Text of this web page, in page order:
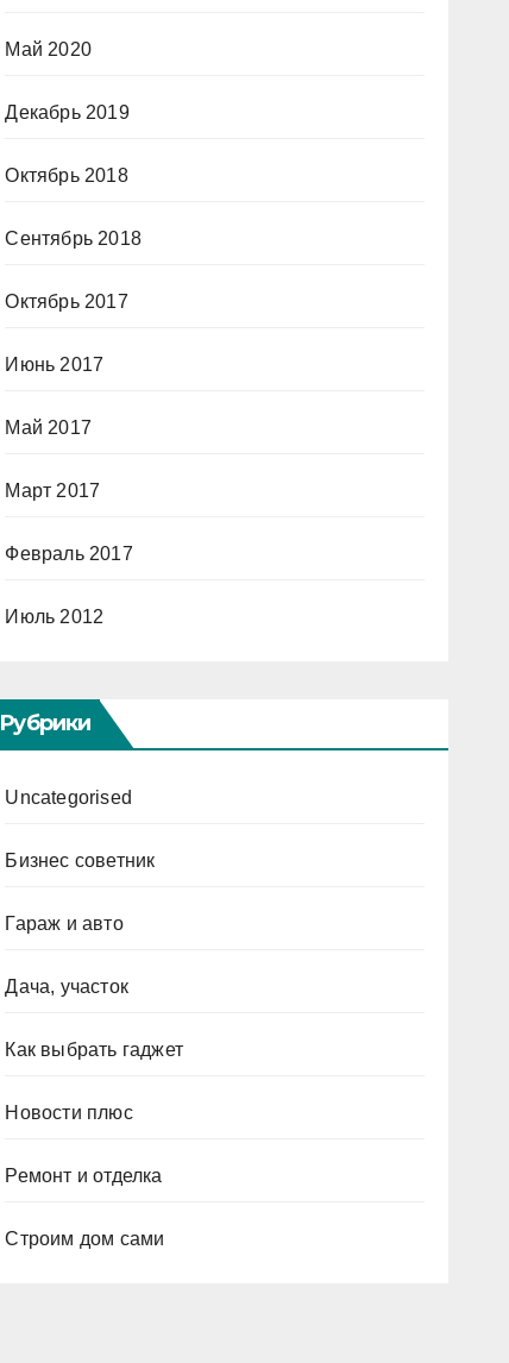
Май 2020
Декабрь 2019
Октябрь 2018
Сентябрь 2018
Октябрь 2017
Июнь 2017
Май 2017
Март 2017
Февраль 2017
Июль 2012
Рубрики
Uncategorised
Бизнес советник
Гараж и авто
Дача, участок
Как выбрать гаджет
Новости плюс
Ремонт и отделка
Строим дом сами